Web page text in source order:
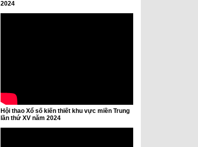
2024
Hội thao Xổ số kiến thiết khu vực miền Trung
lần thứ XV năm 2024